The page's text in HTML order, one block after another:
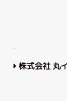
株式会社 丸